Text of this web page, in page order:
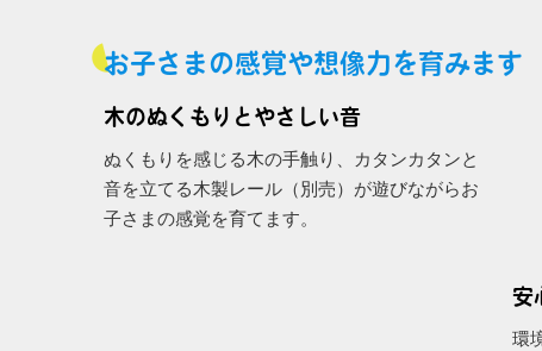
お子さまの感覚や想像力を育みます
木のぬくもりとやさしい音
ぬくもりを感じる木の手触り、カタンカタンと
音を立てる木製レール（別売）が遊びながらお
子さまの感覚を育てます。
安
環